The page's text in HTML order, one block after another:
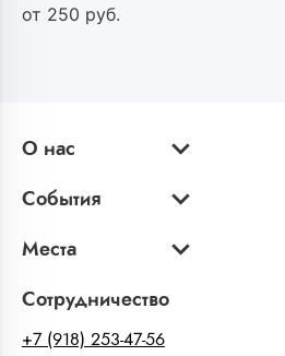
от 250 руб.
О нас
События
Места
Сотрудничество
+7 (918) 253-47-56